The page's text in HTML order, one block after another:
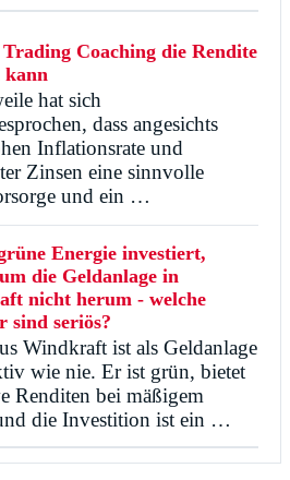
Coaching die Rendite
kann
hat sich
dass angesichts
Inflationsrate und
Zinsen eine sinnvolle
und ein …
Energie investiert,
die Geldanlage in
nicht herum - welche
sind seriös?
Windkraft ist als Geldanlage
wie nie. Er ist grün, bietet
Renditen bei mäßigem
die Investition ist ein …